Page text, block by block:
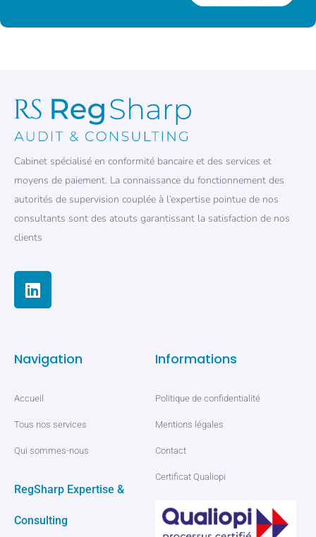
Cabinet spécialisé en conformité bancaire et des services et
moyens de paiement. La connaissance du fonctionnement des
autorités de supervision couplée à l’expertise pointue de nos
consultants sont des atouts garantissant la satisfaction de nos
clients
Navigation
Accueil
Tous nos services
Qui sommes-nous
RegSharp Expertise &
Consulting
Informations
Politique de confidentialité
Mentions légales
Contact
Certificat Qualiopi